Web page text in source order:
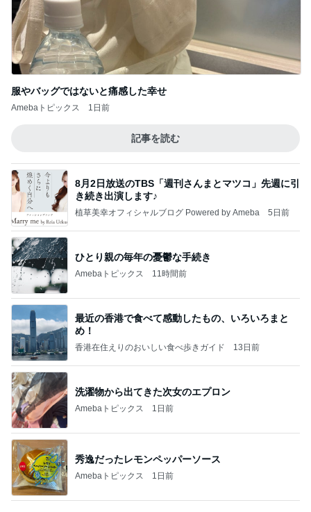
服やバッグではないと痛感した幸せ
Amebaトピックス 1日前
記事を読む
8月2日放送のTBS「週刊さんまとマツコ」先週に引
き続き出演します♪
植草美幸オフィシャルブログ Powered by Ameba 5日前
ひとり親の毎年の憂鬱な手続き
Amebaトピックス 11時間前
最近の香港で食べて感動したもの、いろいろまと
め！
香港在住えりのおいしい食べ歩きガイド 13日前
洗濯物から出てきた次女のエプロン
Amebaトピックス 1日前
秀逸だったレモンペッパーソース
Amebaトピックス 1日前